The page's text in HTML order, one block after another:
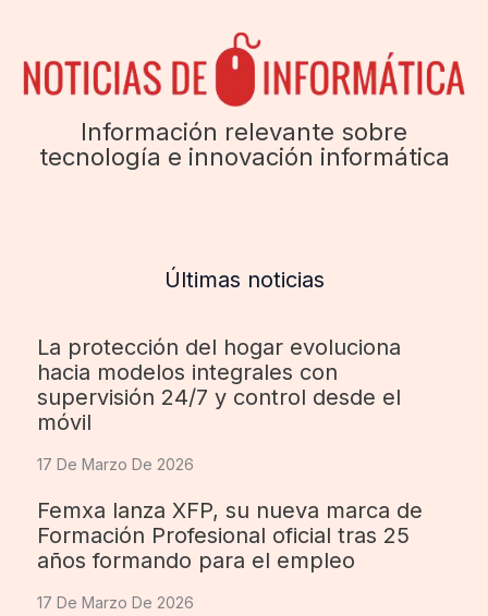
Información relevante sobre
tecnología e innovación informática
Últimas noticias
La protección del hogar evoluciona
hacia modelos integrales con
supervisión 24/7 y control desde el
móvil
17 De Marzo De 2026
Femxa lanza XFP, su nueva marca de
Formación Profesional oficial tras 25
años formando para el empleo
17 De Marzo De 2026